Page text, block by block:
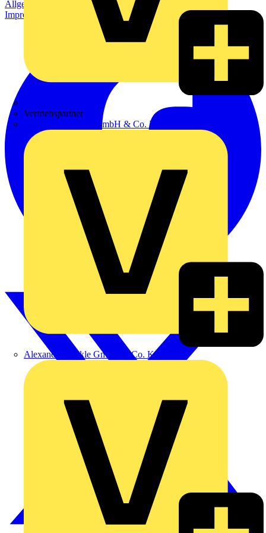
Vertriebspartner
Adalbert Zajadacz GmbH & Co. KG
Alexander Bürkle GmbH & Co. KG
Allgemeine Geschäftsbedingungen
Datenschutzerklärung
Impressum